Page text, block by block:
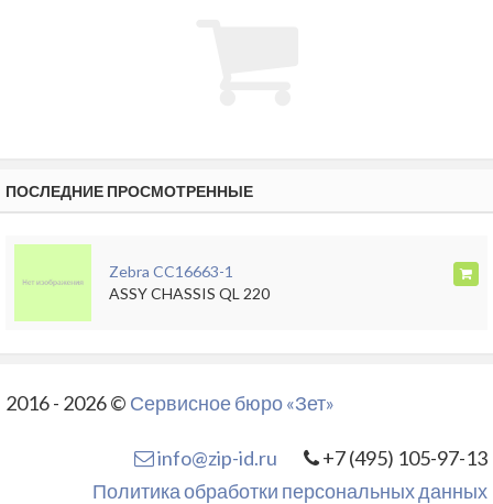
ПОСЛЕДНИЕ ПРОСМОТРЕННЫЕ
Zebra CC16663-1
ASSY CHASSIS QL 220
2016 - 2026 © Сервисное бюро «Зет»
info@zip-id.ru
+7 (495) 105-97-13
Политика обработки персональных данных